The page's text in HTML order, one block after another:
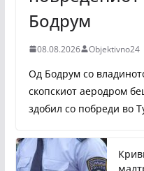
Бодрум
08.08.2026 Objektivno24
Од Бодрум со
скопскиот аеродром
здобил со побреди во